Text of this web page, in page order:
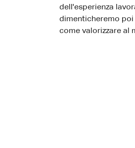
dell'esperienza
dimenticheremo poi
come valorizzare al